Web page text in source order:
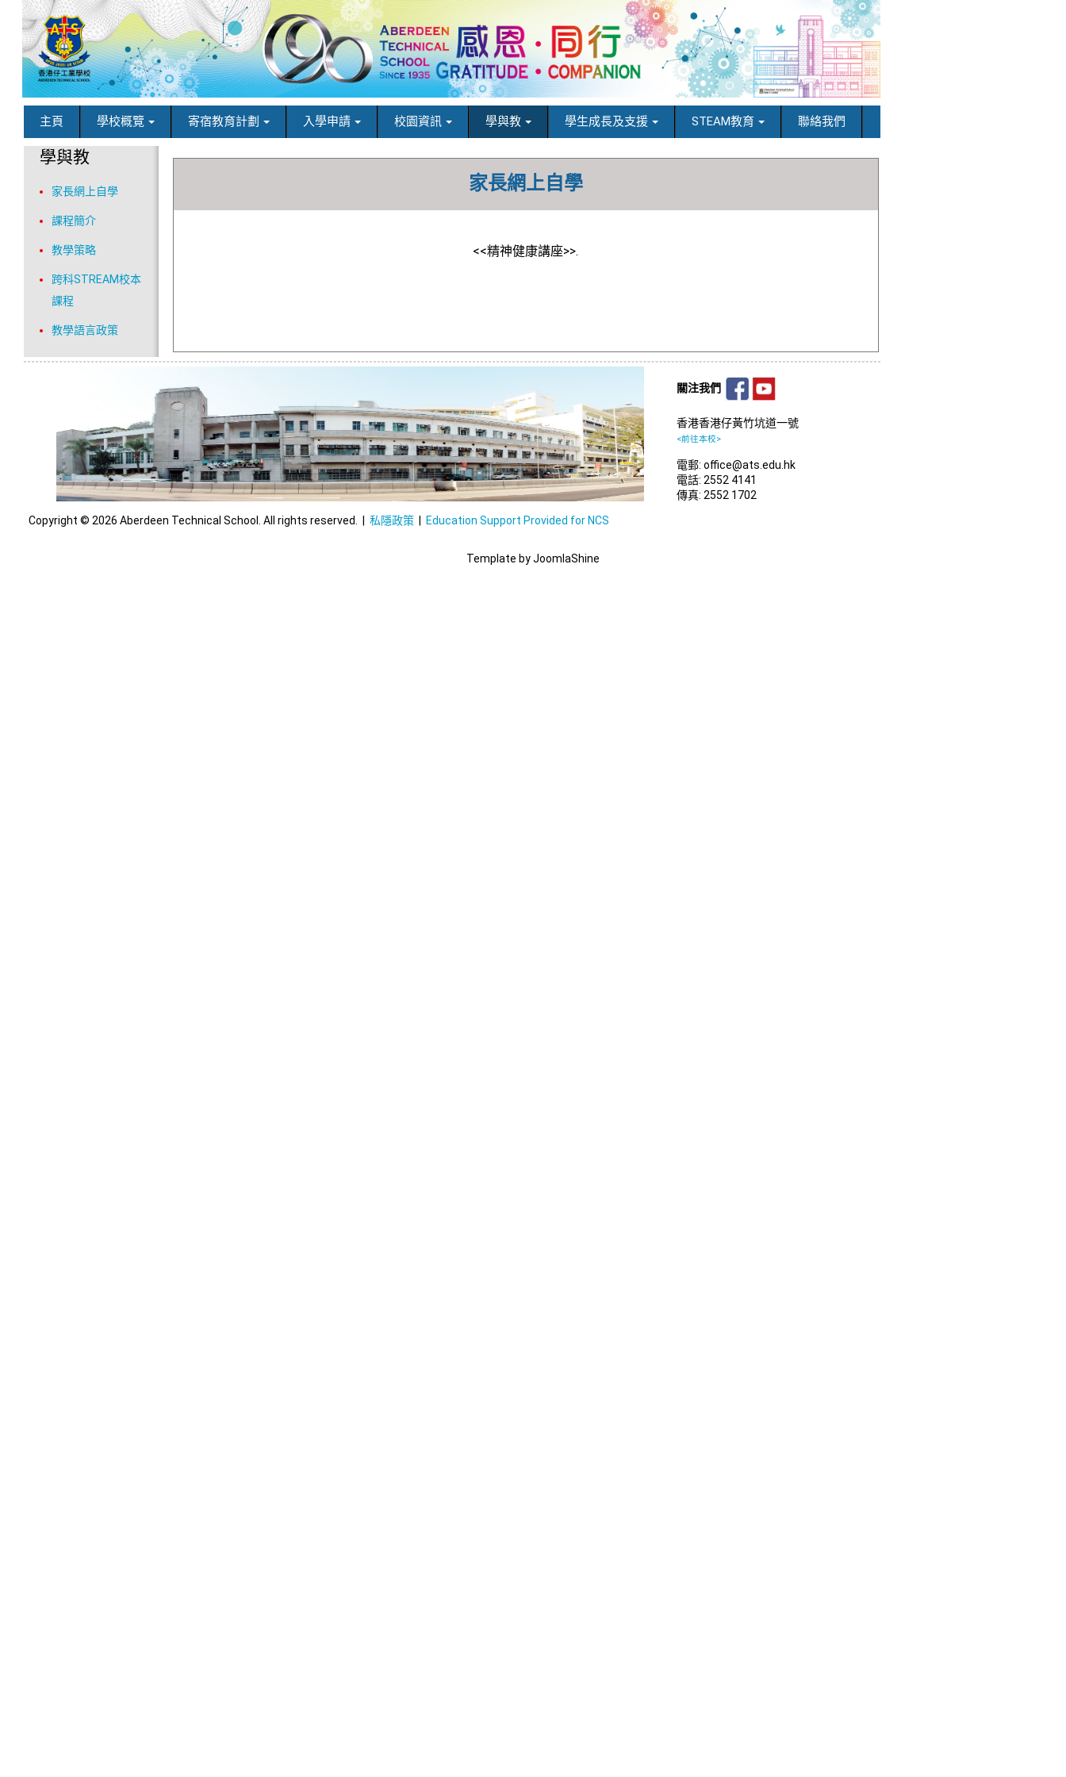
主頁 學校概覽 寄宿教育計劃 入學申請 校園資訊 學與教 學生成長及支援 STEAM教育 聯絡我們
家長網上自學
<<精神健康講座>>.
學與教
家長網上自學
課程簡介
教學策略
跨科STREAM校本
課程
教學語言政策
關注我們
香港香港仔黃竹坑道一號
<前往本校>
電郵: office@ats.edu.hk
電話: 2552 4141
傳真: 2552 1702
Copyright © 2026 Aberdeen Technical School. All rights reserved. | 私隱政策 | Education Support Provided for NCS
Template by JoomlaShine